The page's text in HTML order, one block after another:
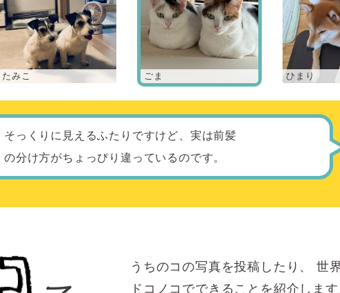
たみこ ごま ひまり
そっくりに見えるふたりですけど、実は前髪
の分け方がちょっぴり違っているのです。
うちのコの写真を投稿したり、
世
ドコノコでできることを紹介します